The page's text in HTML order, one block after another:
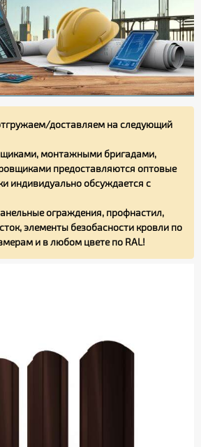
доставляем на следующий
монтажными бригадами,
предоставляются оптовые
индивидуально обсуждается с
ограждения, профнастил,
элементы безобасности кровли по
и в любом цвете по RAL!